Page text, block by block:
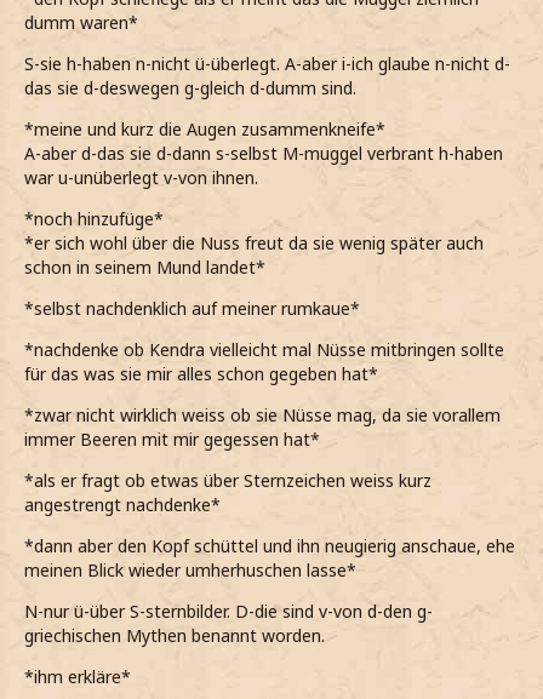
dumm waren*
S-sie h-haben n-nicht ü-überlegt. A-aber i-ich glaube n-nicht d-
das sie d-deswegen g-gleich d-dumm sind.
*meine und kurz die Augen zusammenkneife*
A-aber d-das sie d-dann s-selbst M-muggel verbrant h-haben
war u-unüberlegt v-von ihnen.
*noch hinzufüge*
*er sich wohl über die Nuss freut da sie wenig später auch
schon in seinem Mund landet*
*selbst nachdenklich auf meiner rumkaue*
*nachdenke ob Kendra vielleicht mal Nüsse mitbringen sollte
für das was sie mir alles schon gegeben hat*
*zwar nicht wirklich weiss ob sie Nüsse mag, da sie vorallem
immer Beeren mit mir gegessen hat*
*als er fragt ob etwas über Sternzeichen weiss kurz
angestrengt nachdenke*
*dann aber den Kopf schüttel und ihn neugierig anschaue, ehe
meinen Blick wieder umherhuschen lasse*
N-nur ü-über S-sternbilder. D-die sind v-von d-den g-
griechischen Mythen benannt worden.
*ihm erkläre*